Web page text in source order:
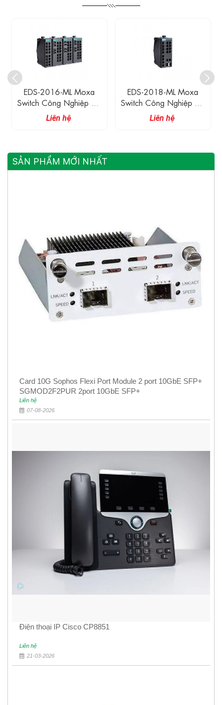
EDS-2016-ML Moxa
Switch Công Nghiệp 16
Cổng 10/100M
Liên hệ
EDS-2018-ML Moxa
Switch Công Nghiệp 16
Cổng 10/100M
Liên hệ
SẢN PHẨM MỚI NHẤT
Card 10G Sophos Flexi Port Module 2 port 10GbE SFP+
SGMOD2F2PUR 2port 10GbE SFP+
Liên hệ
07-08-2026
Điện thoại IP Cisco CP8851
Liên hệ
21-03-2026